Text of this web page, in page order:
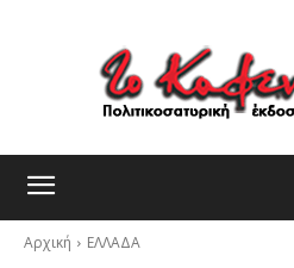
Αρχική ΕΛΛΑΔΑ